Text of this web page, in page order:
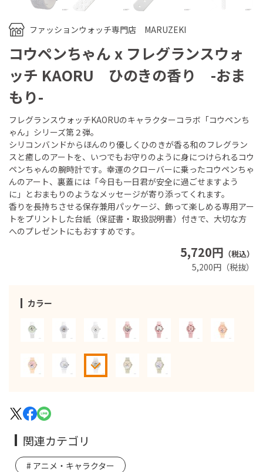
ファッションウォッチ専門店 MARUZEKI
コウペンちゃん x フレグランスウォ
ッチ KAORU ひのきの香り -おま
もり-
5,720円 （税込）
5,200円（税抜）
カラー
フレグランスウォッチKAORUのキャラクターコラボ「コウペンち
ゃん」シリーズ第２弾。
シリコンバンドからほんのり優しくひのきが香る和のフレグラン
スと癒しのアートを、いつでもお守りのように身につけられるコウ
ペンちゃんの腕時計です。幸運のクローバーに乗ったコウペンちゃ
んのアート、裏蓋には「今日も一日君が安全に過ごせますよう
に」とおまもりのようなメッセージが寄り添ってくれます。
香りを長持ちさせる保存兼用パッケージ、飾って楽しめる専用アー
トをプリントした台紙（保証書・取扱説明書）付きで、大切な方
へのプレゼントにもおすすめです。
関連カテゴリ
アニメ・キャラクター